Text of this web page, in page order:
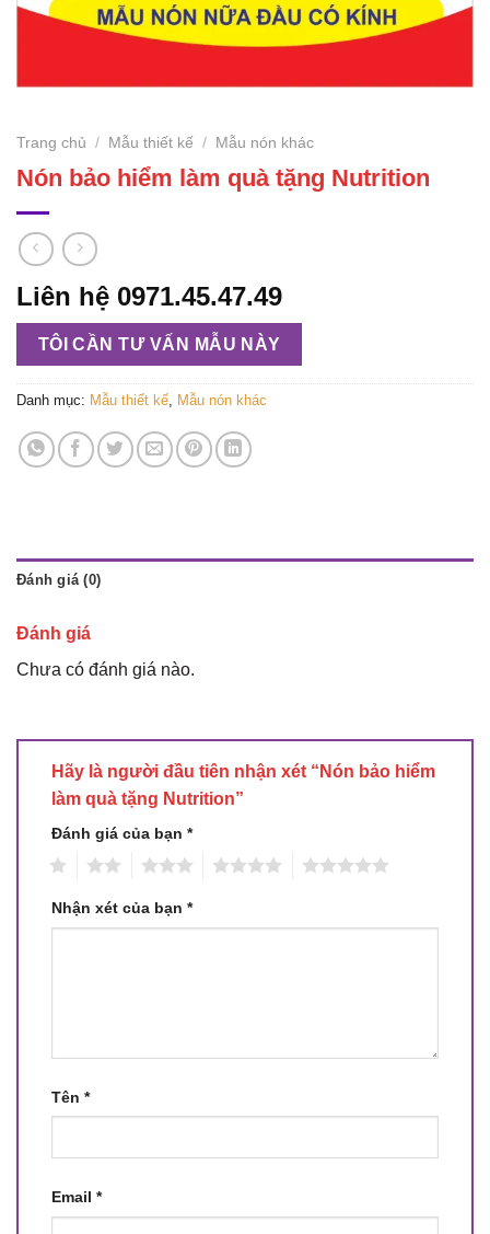
Trang chủ / Mẫu thiết kế / Mẫu nón khác
Nón bảo hiểm làm quà tặng Nutrition
Liên hệ 0971.45.47.49
TÔI CẦN TƯ VẤN MẪU NÀY
Danh mục: Mẫu thiết kế Mẫu nón khác
Đánh giá (0)
Đánh giá
Chưa có đánh giá nào.
Hãy là người đầu tiên nhận xét “Nón bảo hiểm
làm quà tặng Nutrition”
Đánh giá của bạn *
Nhận xét của bạn *
Tên *
Email *